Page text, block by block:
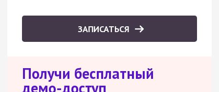
ЗАПИСАТЬСЯ
Получи бесплатный
демо-доступ